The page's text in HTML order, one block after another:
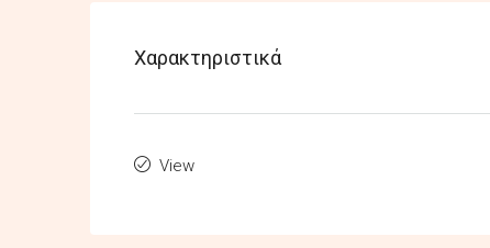
Χαρακτηριστικά
View